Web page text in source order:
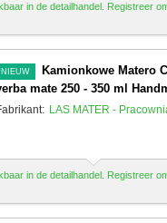
in de detailhandel. Registreer
NIEUW
Kamionkowe Matero
mate 250 - 350 ml
LAS MATER -
in de detailhandel. Registreer